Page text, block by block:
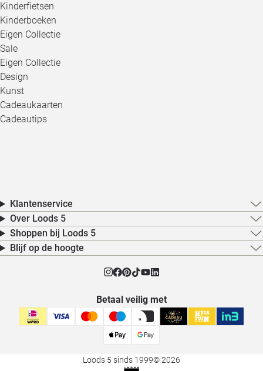
Kinderfietsen
Kinderboeken
Eigen Collectie
Sale
Eigen Collectie
Design
Kunst
Cadeaukaarten
Cadeautips
Klantenservice
Over Loods 5
Shoppen bij Loods 5
Blijf op de hoogte
Betaal veilig met
Loods 5 sinds 1999© 2026